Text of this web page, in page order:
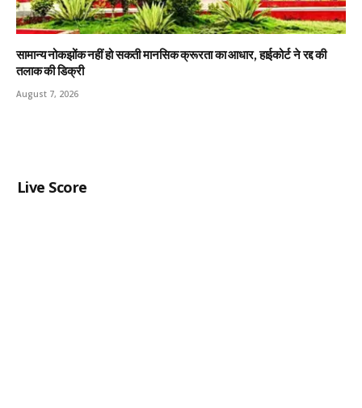
सामान्य नोकझोंक नहीं हो सकती मानसिक क्रूरता का आधार, हाईकोर्ट ने रद्द की
तलाक की डिक्री
August 7, 2026
Live Score